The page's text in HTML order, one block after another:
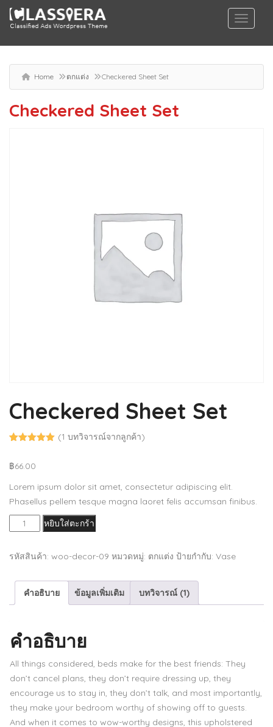
Home ตกแต่ง Checkered Sheet Set
Checkered Sheet Set
Checkered Sheet Set
คะแนนเต็ม
คะแนนของ
ลูกค้า
(1 บทวิจารณ์จากลูกค้า)
฿66.00
Lorem ipsum dolor sit amet, consectetur adipiscing elit.
Phasellus pellem tesque magna laoret felis accumsan finibus.
จำนวน
Sheet
ชิ้น
หยิบใส่ตะกร้า
รหัสสินค้า: woo-decor-09 หมวดหมู่: ตกแต่ง ป้ายกำกับ: Vase
คำอธิบาย ข้อมูลเพิ่มเติม บทวิจารณ์ (1)
คำอธิบาย
All things considered, beds make for the best friends: They
don’t cancel plans, they don’t require dressing up, they
encourage us to stay in, they don’t talk, and most importantly,
they make your bedroom worthy of showing off to guests.
And when it comes to wow-worthy designs, this upholstered